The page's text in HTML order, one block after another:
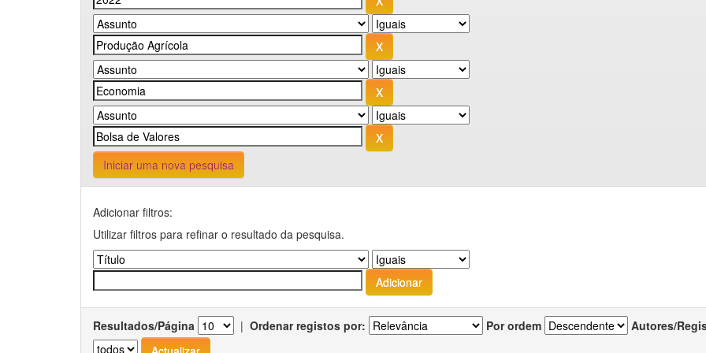
Iniciar uma nova pesquisa
Adicionar filtros:
Utilizar filtros para refinar o resultado da pesquisa.
Resultados/Página | Ordenar registos por: Por ordem Autores/